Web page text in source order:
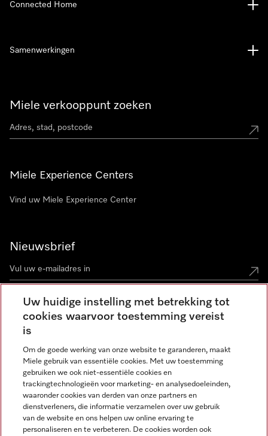
Miele verkooppunt zoeken
Miele Experience Centers
Vind uw Miele Experience Center
Nieuwsbrief
Contact contact@miele-support.be
Taal
NEDERLANDS
Connected Home
Samenwerkingen
Uw huidige instelling met betrekking tot
cookies waarvoor toestemming vereist
is
Om de goede werking van onze website te garanderen, maakt
Miele gebruik van essentiële cookies. Met uw toestemming
gebruiken we ook niet-essentiële cookies en
trackingtechnologieën voor marketing- en analysedoeleinden,
waaronder cookies van derden van onze partners en
dienstverleners, die informatie verzamelen over uw gebruik
van de website en ons helpen uw online ervaring te
personaliseren en te verbeteren. De cookies worden ook